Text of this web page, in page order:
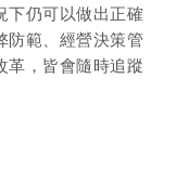
下仍可以做出正確
防範、經營決策管
革，皆會隨時追蹤